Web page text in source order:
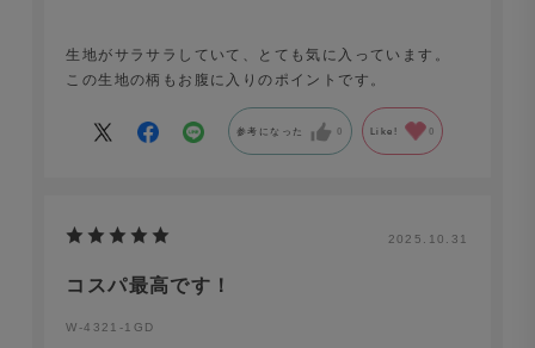
生地がサラサラしていて、とても気に入っています。
この生地の柄もお腹に入りのポイントです。
参考になった 0 Like! 0
2025.10.31
コスパ最高です！
W-4321-1GD